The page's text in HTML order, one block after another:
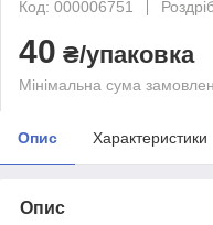
Код: 000006751
40 ₴/упаковка
Мінімальна сума
Опис Характеристики
Опис